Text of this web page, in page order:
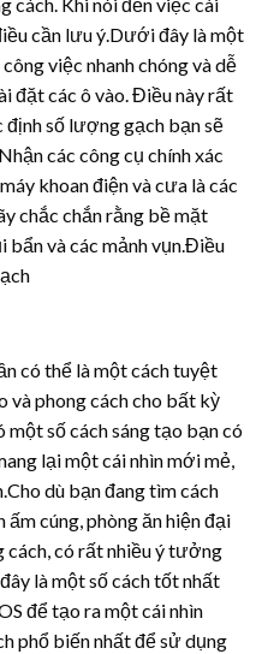
cần lưu ý.Dưới đây là một
việc nhanh chóng và dễ
đặt các ô vào. Điều này rất
định số lượng gạch bạn sẽ
các công cụ chính xác
khoan điện và cưa là các
chắc chắn rằng bề mặt
bẩn và các mảnh vụn.Điều
có thể là một cách tuyệt
và phong cách cho bất kỳ
một số cách sáng tạo bạn có
lại một cái nhìn mới mẻ,
dù bạn đang tìm cách
cúng, phòng ăn hiện đại
cách, có rất nhiều ý tưởng
là một số cách tốt nhất
để tạo ra một cái nhìn
phổ biến nhất để sử dụng